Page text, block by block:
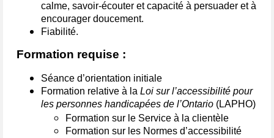
calme, savoir-écouter et capacité à persuader et à
encourager doucement.
Fiabilité.
Formation requise :
Séance d’orientation initiale
Formation relative à la Loi sur l’accessibilité pour
les personnes handicapées de l’Ontario (LAPHO)
Formation sur le Service à la clientèle
Formation sur les Normes d’accessibilité